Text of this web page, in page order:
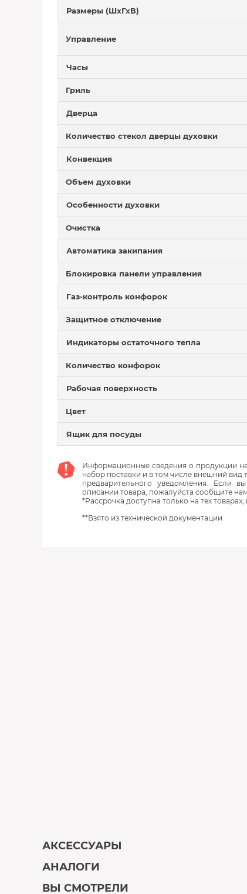
Размеры (ШхГхВ)
Управление
Часы
Гриль
Дверца
Количество стекол дверцы духовки
Конвекция
Объем духовки
Особенности духовки
Очистка
Автоматика закипания
Блокировка панели управления
Газ-контроль конфорок
Защитное отключение
Индикаторы остаточного тепла
Количество конфорок
Рабочая поверхность
Цвет
Ящик для посуды
Информационные сведения о продукции
набор поставки и в том числе внешний вид
предварительного уведомления. Если
описании товара, пожалуйста сообщите
*Рассрочка доступна только на тех
**Взято из технической документации
АКСЕССУАРЫ
АНАЛОГИ
ВЫ СМОТРЕЛИ